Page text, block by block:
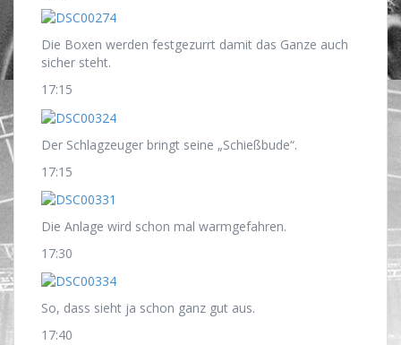
Die Boxen werden festgezurrt damit das Ganze auch
sicher steht.
17:15
Der Schlagzeuger bringt seine „Schießbude“.
17:15
Die Anlage wird schon mal warmgefahren.
17:30
So, dass sieht ja schon ganz gut aus.
17:40